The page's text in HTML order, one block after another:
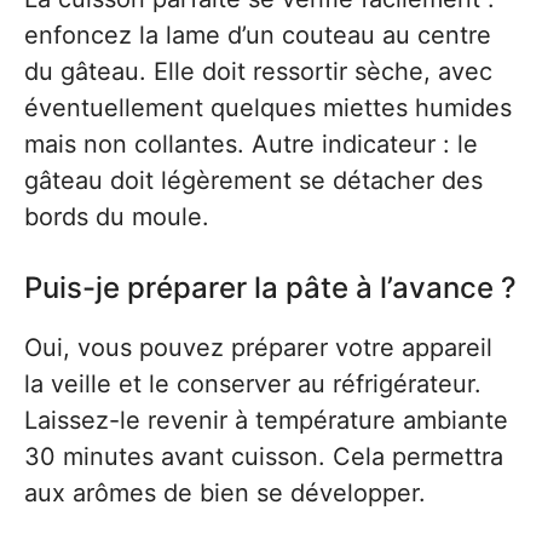
enfoncez la lame d’un couteau au centre
du gâteau. Elle doit ressortir sèche, avec
éventuellement quelques miettes humides
mais non collantes. Autre indicateur : le
gâteau doit légèrement se détacher des
bords du moule.
Puis-je préparer la pâte à l’avance ?
Oui, vous pouvez préparer votre appareil
la veille et le conserver au réfrigérateur.
Laissez-le revenir à température ambiante
30 minutes avant cuisson. Cela permettra
aux arômes de bien se développer.